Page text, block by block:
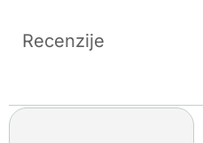
Recenzije